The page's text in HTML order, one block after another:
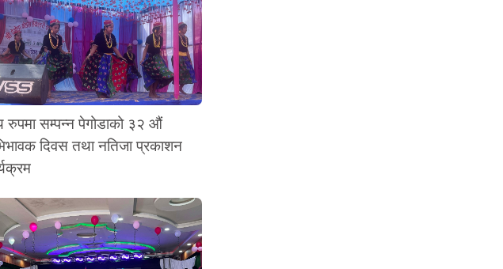
रुपमा सम्पन्न पेगोडाको ३२ औं
दिवस तथा नतिजा प्रकाशन